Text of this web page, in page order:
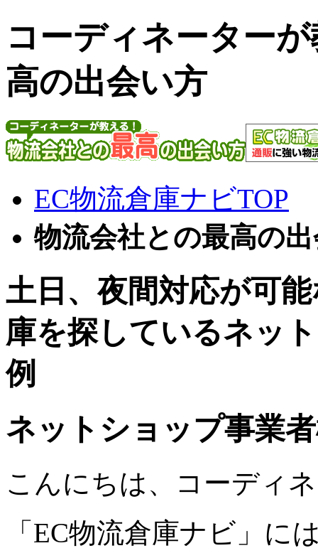
コーディネーター
高の出会い方
EC物流倉庫ナビTOP
物流会社との最高の
土日、夜間対応が可
庫を探しているネッ
例
ネットショップ事業
こんにちは、コーディ
「EC物流倉庫ナビ」に